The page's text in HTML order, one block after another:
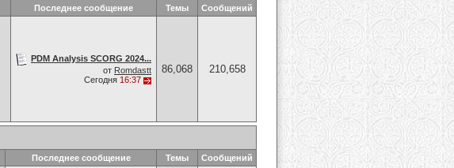
Последнее сообщение Темы Сообщений
PDM Analysis SCORG 2024...
от Romdastt
Сегодня 16:37
86,068 210,658
Последнее сообщение Темы Сообщений